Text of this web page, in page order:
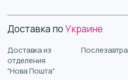
Доставка поУкраине
Доставка из
отделения
"Нова Пошта"
Послезавтра